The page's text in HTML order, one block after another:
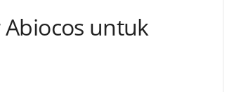
untuk